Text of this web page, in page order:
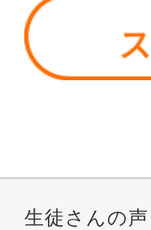
生徒さんの声